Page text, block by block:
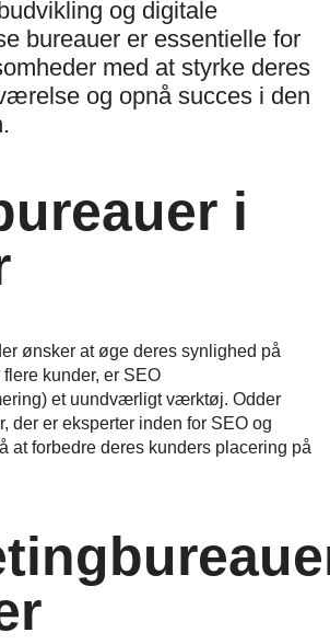
og digitale
bureauer er essentielle for
med at styrke deres
og opnå succes i den
i
ønsker at øge deres synlighed på
kunder, er SEO
et uundværligt værktøj. Odder
der er eksperter inden for SEO og
at forbedre deres kunders placering på